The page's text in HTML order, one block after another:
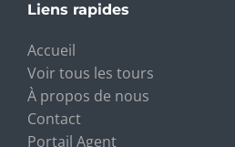
Liens rapides
Accueil
Voir tous les tours
À propos de nous
Contact
Portail Agent